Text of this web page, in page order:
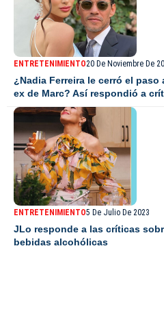
ENTRETENIMIENTO20 De Noviembre De
¿Nadia Ferreira le cerró el paso
ex de Marc? Así respondió a
ENTRETENIMIENTO5 De Julio De 2023
JLo responde a las críticas
bebidas alcohólicas